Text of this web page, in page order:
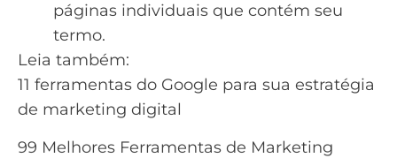
páginas individuais que contém seu
termo.
Leia também:
11 ferramentas do Google para sua estratégia
de marketing digital
99 Melhores Ferramentas de Marketing